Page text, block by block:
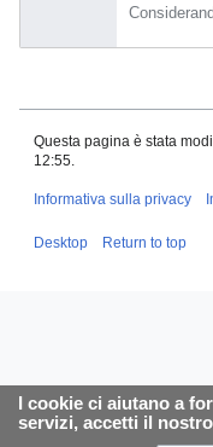
I cookie ci aiutano a
servizi, accetti il
Questa pagina è stata
12:55.
Informativa sulla privacy
Desktop Return to top